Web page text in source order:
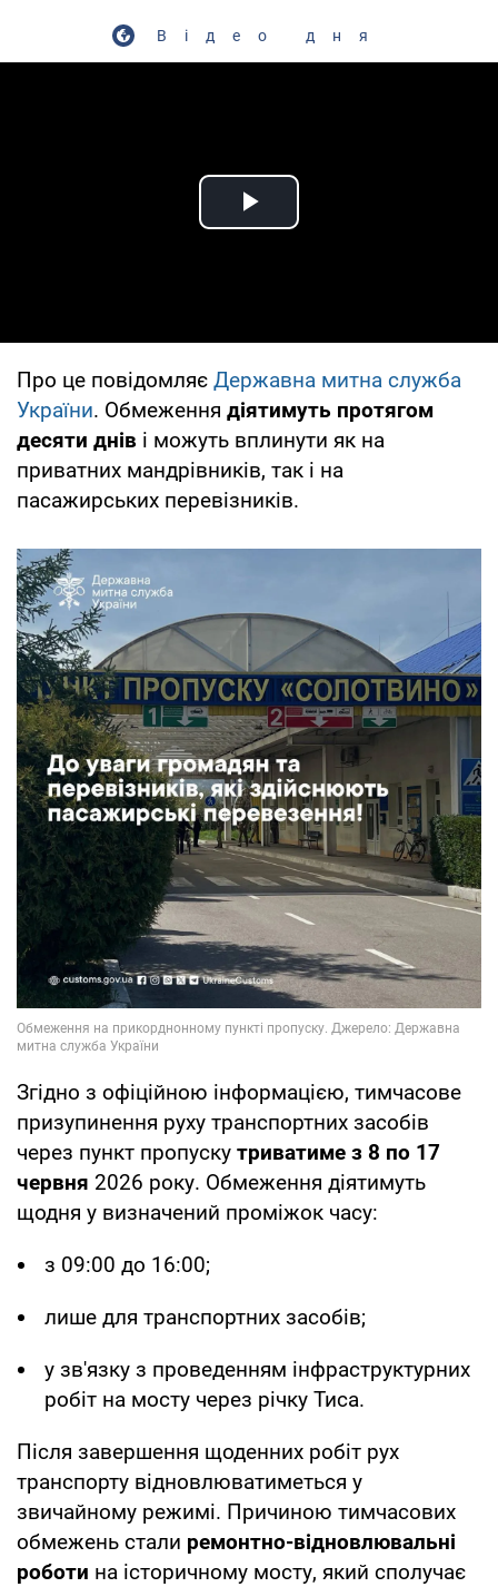
Відео дня
Play Video
Про це повідомляє Державна митна служба
України. Обмеження діятимуть протягом
десяти днів і можуть вплинути як на
приватних мандрівників, так і на
пасажирських перевізників.
Згідно з офіційною інформацією, тимчасове
призупинення руху транспортних засобів
через пункт пропуску триватиме з 8 по 17
червня 2026 року. Обмеження діятимуть
щодня у визначений проміжок часу:
з 09:00 до 16:00;
лише для транспортних засобів;
у зв'язку з проведенням інфраструктурних
робіт на мосту через річку Тиса.
Після завершення щоденних робіт рух
транспорту відновлюватиметься у
звичайному режимі. Причиною тимчасових
обмежень стали ремонтно-відновлювальні
роботи на історичному мосту, який сполучає